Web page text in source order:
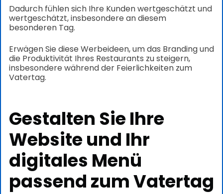
Dadurch fühlen sich Ihre Kunden wertgeschätzt und
wertgeschätzt, insbesondere an diesem
besonderen Tag.
Erwägen Sie diese Werbeideen, um das Branding und
die Produktivität Ihres Restaurants zu steigern,
insbesondere während der Feierlichkeiten zum
Vatertag.
Gestalten Sie Ihre
Website und Ihr
digitales Menü
passend zum Vatertag